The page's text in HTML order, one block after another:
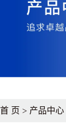
首 页 > 产品中心